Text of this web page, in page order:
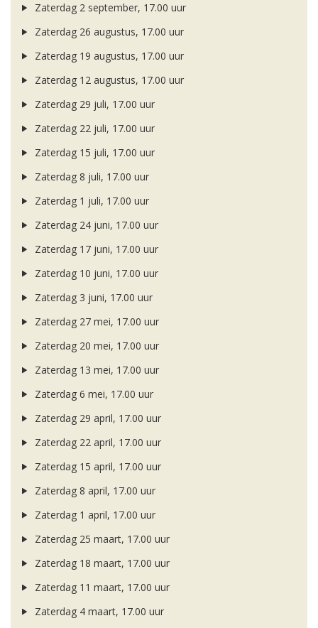
Zaterdag 2 september, 17.00 uur
Zaterdag 26 augustus, 17.00 uur
Zaterdag 19 augustus, 17.00 uur
Zaterdag 12 augustus, 17.00 uur
Zaterdag 29 juli, 17.00 uur
Zaterdag 22 juli, 17.00 uur
Zaterdag 15 juli, 17.00 uur
Zaterdag 8 juli, 17.00 uur
Zaterdag 1 juli, 17.00 uur
Zaterdag 24 juni, 17.00 uur
Zaterdag 17 juni, 17.00 uur
Zaterdag 10 juni, 17.00 uur
Zaterdag 3 juni, 17.00 uur
Zaterdag 27 mei, 17.00 uur
Zaterdag 20 mei, 17.00 uur
Zaterdag 13 mei, 17.00 uur
Zaterdag 6 mei, 17.00 uur
Zaterdag 29 april, 17.00 uur
Zaterdag 22 april, 17.00 uur
Zaterdag 15 april, 17.00 uur
Zaterdag 8 april, 17.00 uur
Zaterdag 1 april, 17.00 uur
Zaterdag 25 maart, 17.00 uur
Zaterdag 18 maart, 17.00 uur
Zaterdag 11 maart, 17.00 uur
Zaterdag 4 maart, 17.00 uur